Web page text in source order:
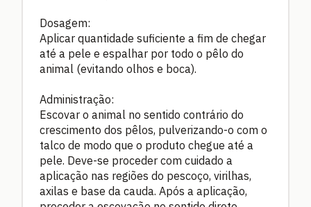
Dosagem:
Aplicar quantidade suficiente a fim de chegar
até a pele e espalhar por todo o pêlo do
animal (evitando olhos e boca).
Administração:
Escovar o animal no sentido contrário do
crescimento dos pêlos, pulverizando-o com o
talco de modo que o produto chegue até a
pele. Deve-se proceder com cuidado a
aplicação nas regiões do pescoço, virilhas,
axilas e base da cauda. Após a aplicação,